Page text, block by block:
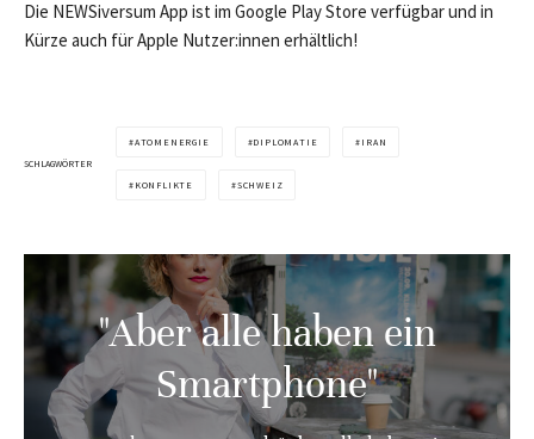
Die NEWSiversum App ist im Google Play Store verfügbar und in
Kürze auch für Apple Nutzer:innen erhältlich!
SCHLAGWÖRTER
ATOMENERGIE DIPLOMATIE IRAN
KONFLIKTE SCHWEIZ
"Aber alle haben ein
Smartphone"